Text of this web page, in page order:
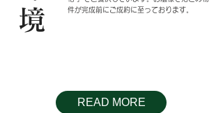
件が完成前にご成約に至っております。
READ MORE